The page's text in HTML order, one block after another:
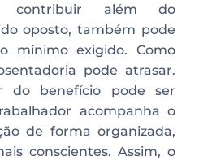
contribuir além do
oposto, também pode
mínimo exigido. Como
pode atrasar.
do benefício pode ser
acompanha o
de forma organizada,
conscientes. Assim, o